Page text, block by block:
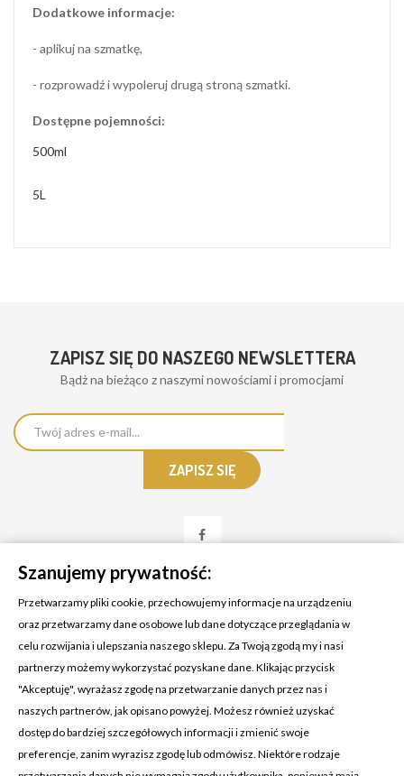
Dodatkowe informacje:
- aplikuj na szmatkę,
- rozprowadź i wypoleruj drugą stroną szmatki.
Dostępne pojemności:
500ml
5L
ZAPISZ SIĘ DO NASZEGO NEWSLETTERA
Bądż na bieżąco z naszymi nowościami i promocjami
KONTAKT Z NAMI
Adres:
Cosmetic4car
Budzisz 73A
39-200 Dębica
Dominik:
Szanujemy prywatność:
Przetwarzamy pliki cookie, przechowujemy informacje na urządzeniu
oraz przetwarzamy dane osobowe lub dane dotyczące przeglądania w
celu rozwijania i ulepszania naszego sklepu. Za Twoją zgodą my i nasi
partnerzy możemy wykorzystać pozyskane dane. Klikając przycisk
"Akceptuję", wyrażasz zgodę na przetwarzanie danych przez nas i
naszych partnerów, jak opisano powyżej. Możesz również uzyskać
dostęp do bardziej szczegółowych informacji i zmienić swoje
preferencje, zanim wyrazisz zgodę lub odmówisz. Niektóre rodzaje